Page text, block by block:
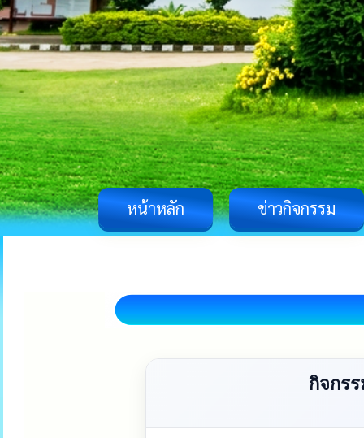
หน้าหลัก ข่าวกิจกรรม
กิจกร